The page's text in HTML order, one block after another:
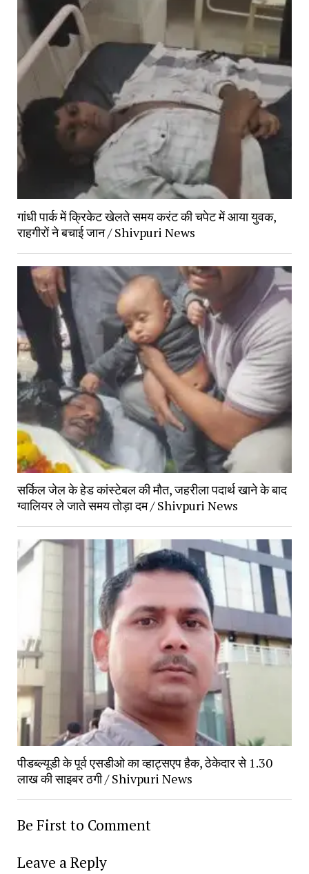
गांधी पार्क में क्रिकेट खेलते समय करंट की चपेट में आया युवक,
राहगीरों ने बचाई जान / Shivpuri News
सर्किल जेल के हेड कांस्टेबल की मौत, जहरीला पदार्थ खाने के बाद
ग्वालियर ले जाते समय तोड़ा दम / Shivpuri News
पीडब्ल्यूडी के पूर्व एसडीओ का व्हाट्सएप हैक, ठेकेदार से 1.30
लाख की साइबर ठगी / Shivpuri News
Be First to Comment
Leave a Reply